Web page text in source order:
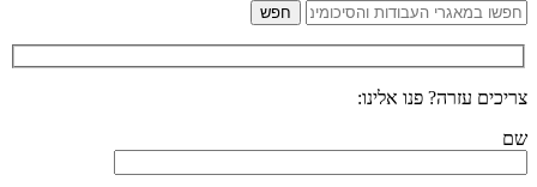
צריכים עזרה? פנו אלינו:
שם